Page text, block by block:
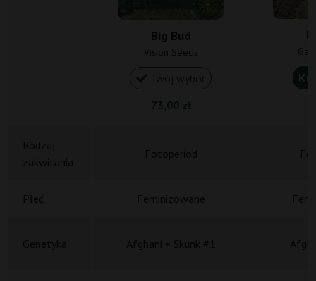
Big Bud
Vision Seeds
Płeć Feminizowane